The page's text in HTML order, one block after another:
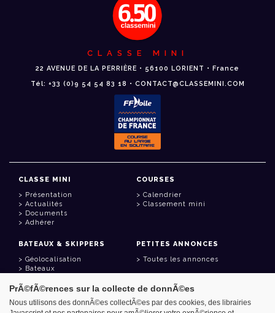
CLASSE MINI
22 AVENUE DE LA PERRIÈRE • 56100 LORIENT • France
Tél: +33 (0)9 54 54 83 18 • CONTACT@CLASSEMINI.COM
CLASSE MINI
Présentation
Actualités
Documents
Adhérer
COURSES
Calendrier
Classement mini
BATEAUX & SKIPPERS
Géolocalisation
Bateaux
PETITES ANNONCES
Toutes les annonces
LIENS UTILES
PrÃ©fÃ©rences sur la collecte de donnÃ©es
Nous utilisons des donnÃ©es collectÃ©es par des cookies, des librairies